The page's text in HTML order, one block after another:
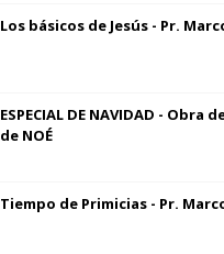
Los básicos de Jesús - Pr.
ESPECIAL DE NAVIDAD - Obra
de NOÉ
Tiempo de Primicias - Pr.